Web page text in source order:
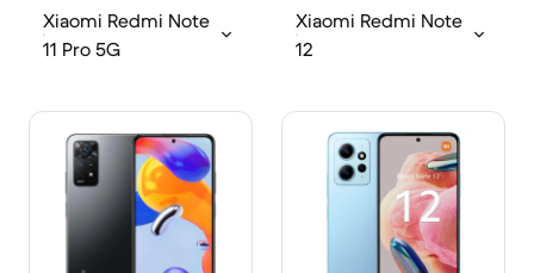
Xiaomi Redmi Note
11 Pro 5G
Xiaomi Redmi Note
12